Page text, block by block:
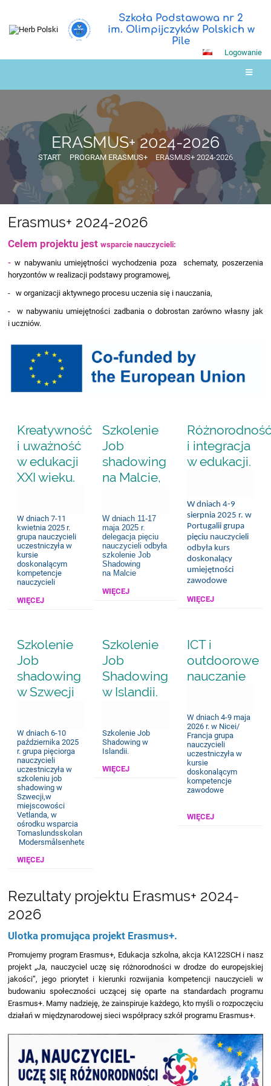
Szkoła Podstawowa nr 2
im. Olimpijczyków Polskich w
Pile
Logowanie
ERASMUS+ 2024-2026
START PROGRAM ERASMUS+ ERASMUS+ 2024-2026
ERASMUS+
2024-
2026
Erasmus+ 2024-2026
Celem projektu jestwsparcie nauczycieli:
- w nabywaniu umiejętności wychodzenia poza schematy, poszerzenia
horyzontów w realizacji podstawy programowej,
- w organizacji aktywnego procesu uczenia się i nauczania,
- w nabywaniu umiejętności zadbania o dobrostan zarówno własny jak
i uczniów.
Kreatywność
i uważność
w edukacji
XXI wieku.
W dniach 7-11
kwietnia 2025 r.
grupa nauczycieli
uczestniczyła w
kursie
doskonalącym
kompetencje
nauczycieli
WIĘCEJ
Szkolenie
Job
shadowing
na Malcie,
W dniach 11-17
maja 2025 r.
delegacja pięciu
nauczycieli odbyła
szkolenie Job
Shadowing
na Malcie
WIĘCEJ
i integracja
w edukacji.
W dniach 4-9
sierpnia 2025 r. w
Portugalii grupa
pięciu nauczycieli
odbyła kurs
doskonalący
umiejętności
zawodowe
WIĘCEJ
Szkolenie
Job
shadowing
w Szwecji
W dniach 6-10
października 2025
r. grupa pięciorga
nauczycieli
uczestniczyła w
szkoleniu job
shadowing w
Szwecji,w
miejscowości
Vetlanda, w
ośrodku wsparcia
Tomaslundsskolan
Modersmålsenheten.
WIĘCEJ
Szkolenie
Job
Shadowing
w Islandii.
Szkolenie Job
Shadowing w
Islandii.
WIĘCEJ
ICT i
outdoorowe
nauczanie
W dniach 4-9 maja
2026 r. w Nicei/
Francja grupa
nauczycieli
uczestniczyła w
kursie
doskonalącym
kompetencje
zawodowe
WIĘCEJ
Rezultaty projektu Erasmus+ 2024-
2026
Ulotka promująca projekt Erasmus+.
Promujemy program Erasmus+, Edukacja szkolna, akcja KA122SCH i nasz
projekt „Ja, nauczyciel uczę się różnorodności w drodze do europejskiej
jakości”, jego priorytet i kierunki rozwijania kompetencji nauczycieli w
budowaniu społeczności uczącej się oparte na standardach programu
Erasmus+. Mamy nadzieję, że zainspiruje każdego, kto myśli o rozpoczęciu
działań w międzynarodowej sieci współpracy szkół programu Erasmus+.